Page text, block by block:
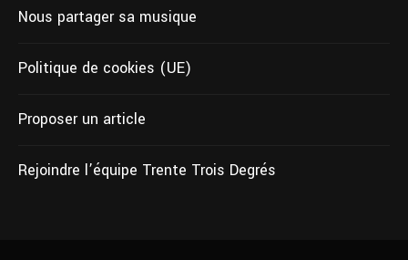
Nous partager sa musique
Politique de cookies (UE)
Proposer un article
Rejoindre l’équipe Trente Trois Degrés